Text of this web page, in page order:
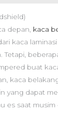
depan, kaca
kaca
Tetapi,
buat
kaca
yang dapat
es saat musim